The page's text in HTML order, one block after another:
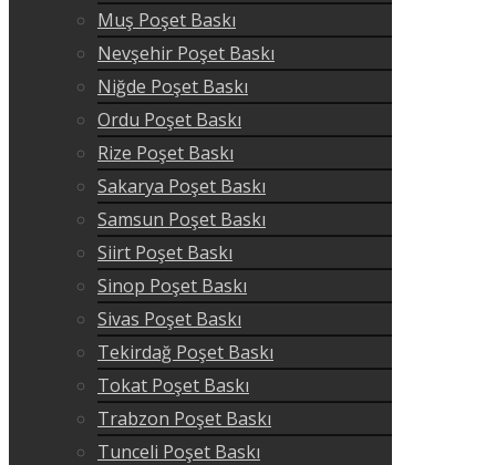
Muş Poşet Baskı
Nevşehir Poşet Baskı
Niğde Poşet Baskı
Ordu Poşet Baskı
Rize Poşet Baskı
Sakarya Poşet Baskı
Samsun Poşet Baskı
Siirt Poşet Baskı
Sinop Poşet Baskı
Sivas Poşet Baskı
Tekirdağ Poşet Baskı
Tokat Poşet Baskı
Trabzon Poşet Baskı
Tunceli Poşet Baskı